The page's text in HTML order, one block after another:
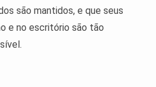
são mantidos, e que seus
e no escritório são tão